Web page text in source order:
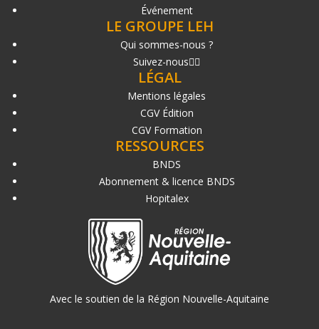
Événement
LE GROUPE LEH
Qui sommes-nous ?
Suivez-nous
LÉGAL
Mentions légales
CGV Édition
CGV Formation
RESSOURCES
BNDS
Abonnement & licence BNDS
Hopitalex
Avec le soutien de la Région Nouvelle-Aquitaine